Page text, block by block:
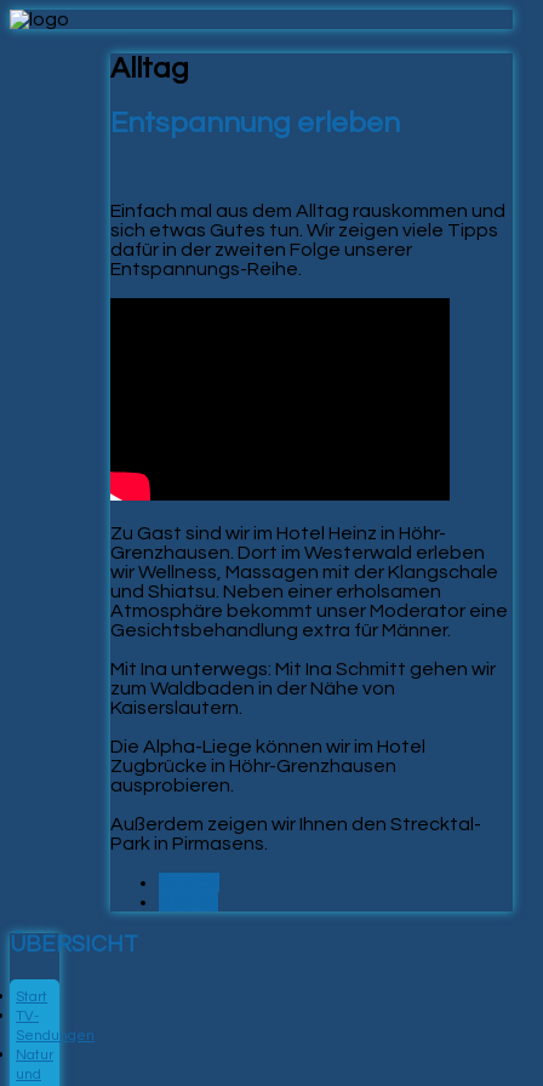
Alltag
Entspannung erleben
Einfach mal aus dem Alltag rauskommen und
sich etwas Gutes tun. Wir zeigen viele Tipps
dafür in der zweiten Folge unserer
Entspannungs-Reihe.
Zu Gast sind wir im Hotel Heinz in Höhr-
Grenzhausen. Dort im Westerwald erleben
wir Wellness, Massagen mit der Klangschale
und Shiatsu. Neben einer erholsamen
Atmosphäre bekommt unser Moderator eine
Gesichtsbehandlung extra für Männer.
Mit Ina unterwegs: Mit Ina Schmitt gehen wir
zum Waldbaden in der Nähe von
Kaiserslautern.
Die Alpha-Liege können wir im Hotel
Zugbrücke in Höhr-Grenzhausen
ausprobieren.
Außerdem zeigen wir Ihnen den Strecktal-
Park in Pirmasens.
ÜBERSICHT
Start
TV-
Sendungen
Natur
und